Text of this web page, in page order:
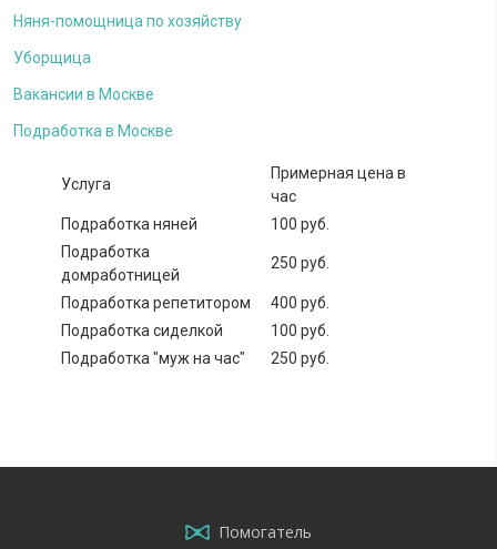
Няня-помощница по хозяйству
Уборщица
Вакансии в Москве
Подработка в Москве
Услуга
Примерная цена в
час
Подработка няней
100 руб.
Подработка
домработницей
250 руб.
Подработка репетитором
400 руб.
Подработка сиделкой
100 руб.
Подработка "муж на час"
250 руб.
Помогатель